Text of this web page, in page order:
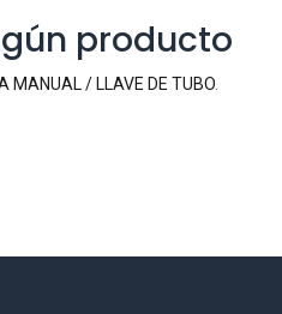
producto
MANUAL / LLAVE DE TUBO.